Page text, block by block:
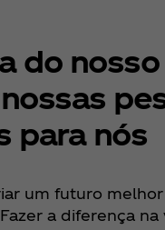
do nosso
para nós
um futuro melhor
a diferença na